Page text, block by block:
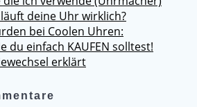
deine Uhr wirklich?
bei Coolen Uhren:
du einfach KAUFEN solltest!
erklärt